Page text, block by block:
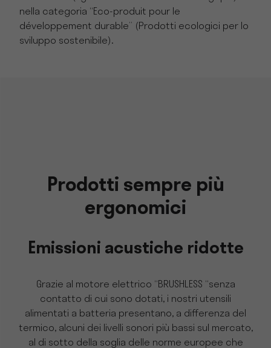
nella categoria “Eco-produit pour le
développement durable” (Prodotti ecologici per lo
sviluppo sostenibile).
Prodotti sempre più
ergonomici
Emissioni acustiche ridotte
Grazie al motore elettrico “BRUSHLESS “senza
contatto di cui sono dotati, i nostri utensili
alimentati a batteria presentano, a differenza del
termico, alcuni dei livelli sonori più bassi sul mercato,
al di sotto della soglia delle norme europee che